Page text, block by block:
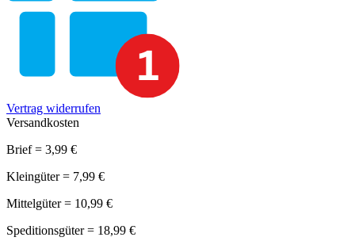
Vertrag widerrufen
Versandkosten
Brief = 3,99 €
Kleingüter = 7,99 €
Mittelgüter = 10,99 €
Speditionsgüter = 18,99 €